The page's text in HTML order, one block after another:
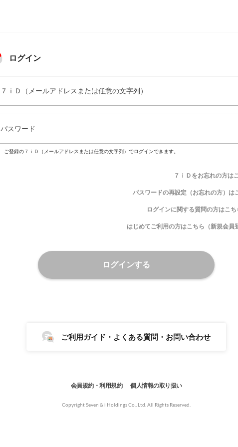
ログイン
７ｉＤ（メールアドレスまたは任意の文字列）
パスワード
ご登録の７ｉＤ（メールアドレスまたは任意の文字列）でログインできます。
７ｉＤをお忘れの方は
パスワードの再設定（お忘れの方）は
ログインに関する質問の方はこち
はじめてご利用の方はこちら（新規会員
ログインする
ご利用ガイド・よくある質問・お問い合わせ
会員規約・利用規約 個人情報の取り扱い
Copyright Seven & i Holdings Co., Ltd. All Rights Reserved.